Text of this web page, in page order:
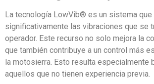
La tecnología LowVib® es un sistema que
significativamente las vibraciones que se
operador. Este recurso no solo mejora la
que también contribuye a un control más
la motosierra. Esto resulta especialmente
aquellos que no tienen experiencia previa.